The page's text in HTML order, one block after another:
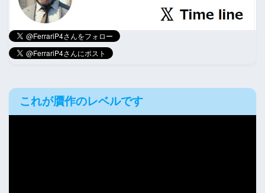
これが贋作のレベルです